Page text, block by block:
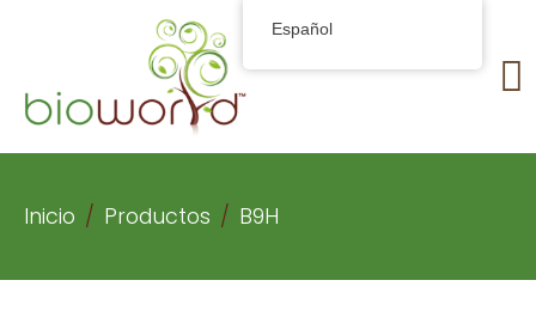
Inicio Productos B9H
Español